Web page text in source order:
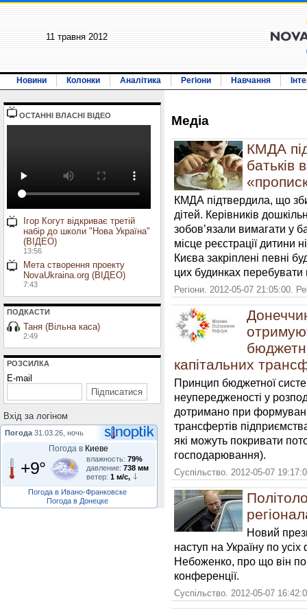
11 травня 2012
Новини Колонки Аналітика Регіони Навчання
ОСТАННI ВЛАСНI ВIДЕО
Ігор Когут відкриває третій
набір до школи "Нова Україна"
(ВІДЕО)
13:56
Мета створення проекту
NovaUkraina.org (ВІДЕО)
7:43
ПОДКАСТИ
Таня (Вільна каса)
2:49
РОЗСИЛКА
E-mail
Вхiд за логiном
Погода 31.03.26, ночь
Погода в Киеве
+9° влажность: 79%
давление: 738 мм
ветер: 1 м/с,
Погода в Ивано-Франковске
Погода в Донецке
Медiа
КМДА
батьків
КМДА підтвердила, що
дітей. Керівників
зобов’язали вимагати у
місце реєстрації дитини
Києва закріплені певні
цих будинках
Регіони. 2012-05-07 21:05:00.
капітальних
Принцип бюджетної
неупередженості у
дотримано при
трансфертів
які можуть покривати
господарювання).
Суспільство. 2012-05-07
Новий
наступ на Україну по
Небоженко, про що він
конференції.
Суспільство. 2012-05-07